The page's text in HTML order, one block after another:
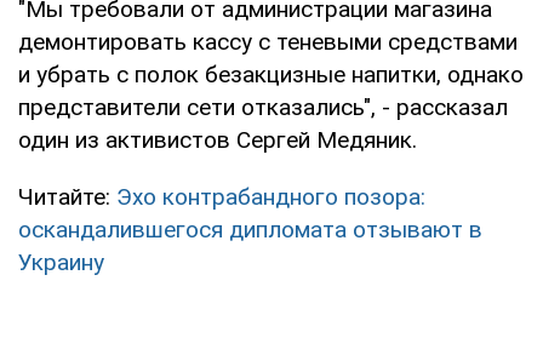
"Мы требовали от администрации магазина
демонтировать кассу с теневыми средствами
и убрать с полок безакцизные напитки, однако
представители сети отказались", - рассказал
один из активистов Сергей Медяник.
Читайте: Эхо контрабандного позора:
оскандалившегося дипломата отзывают в
Украину